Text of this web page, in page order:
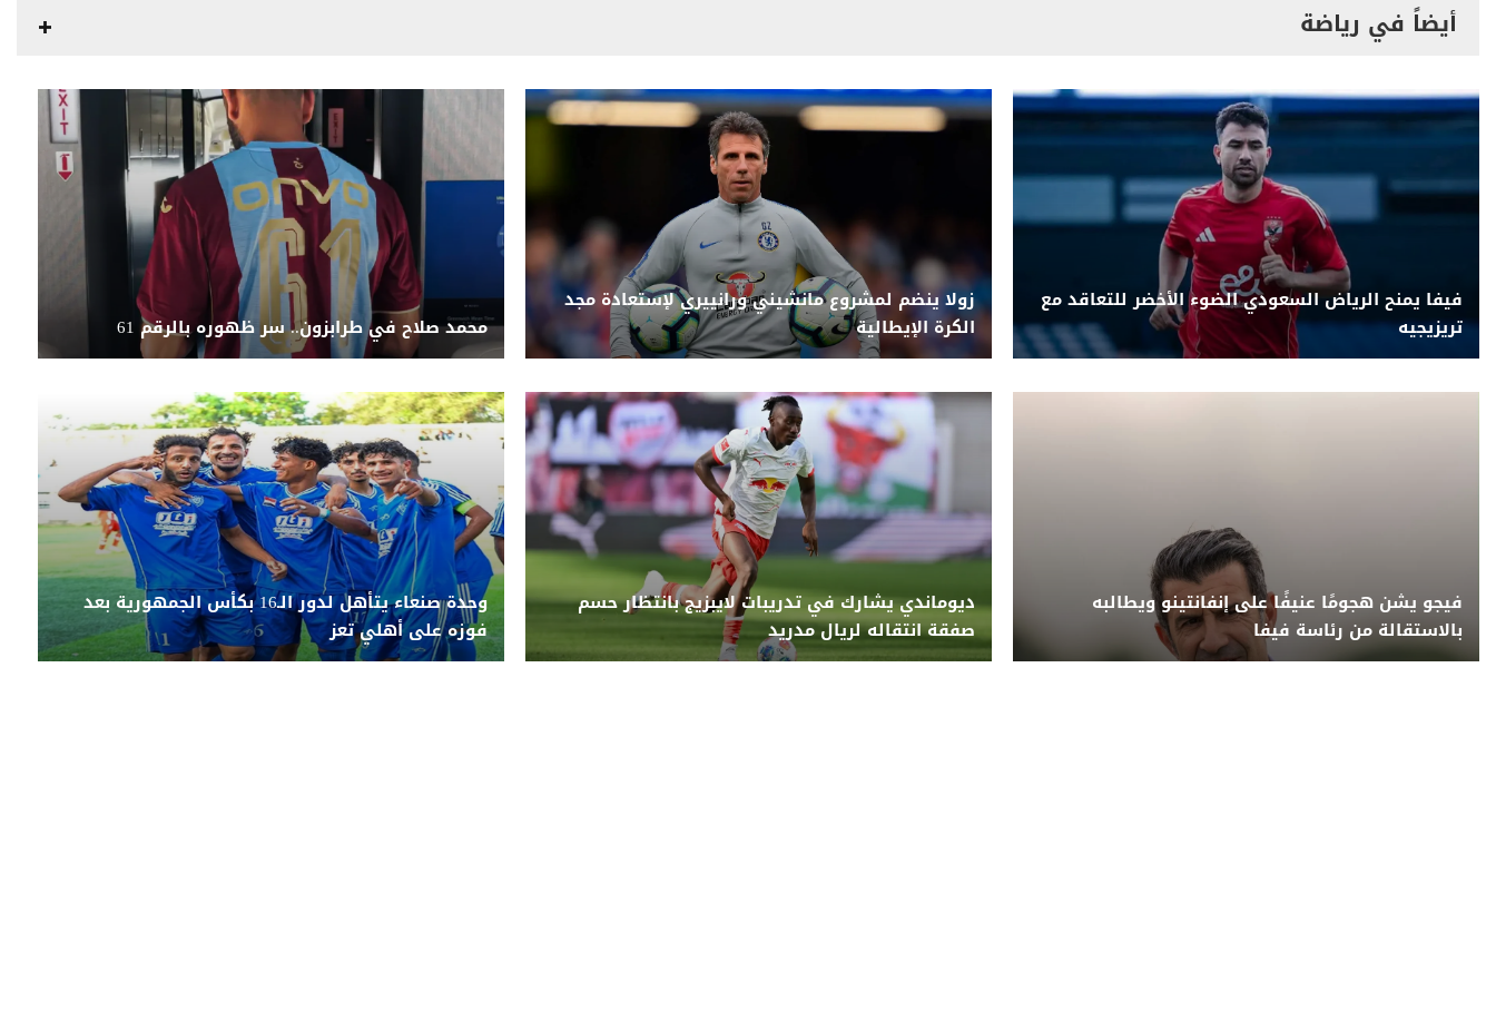
أيضاً في رياضة
فيفا يمنح الرياض السعودي الضوء الأخضر للتعاقد مع
تريزيجيه
زولا ينضم لمشروع مانشيني ورانييري لإستعادة مجد
الكرة الإيطالية
محمد صلاح في طرابزون.. سر ظهوره بالرقم 61
فيجو يشن هجومًا عنيفًا على إنفانتينو ويطالبه
بالاستقالة من رئاسة فيفا
ديوماندي يشارك في تدريبات لايبزيج بانتظار حسم
صفقة انتقاله لريال مدريد
وحدة صنعاء يتأهل لدور الـ16 بكأس الجمهورية بعد
فوزه على أهلي تعز